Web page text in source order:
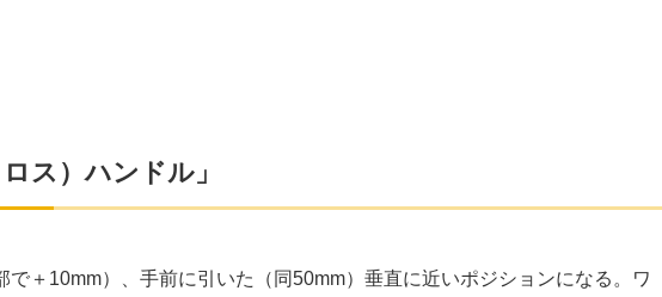
ス）ハンドル」
＋10mm）、手前に引いた（同50mm）垂直に近いポジションになる。ワ